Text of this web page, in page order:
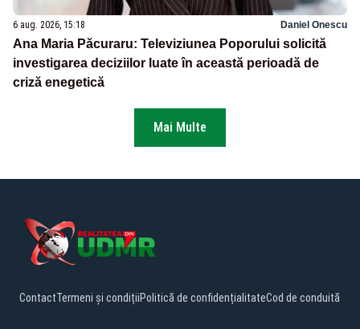
6 aug. 2026, 15:18 Daniel Onescu
Ana Maria Păcuraru: Televiziunea Poporului solicită
investigarea deciziilor luate în această perioadă de
criză enegetică
Mai Multe
ContactTermeni și condițiiPolitică de confidențialitateCod de conduită